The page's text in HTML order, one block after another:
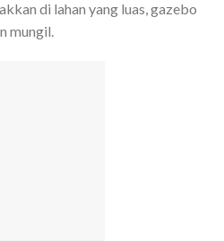
di lahan yang luas, gazebo
mungil.